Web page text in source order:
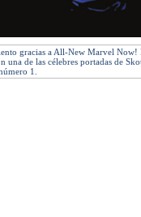
gracias a All-New Marvel Now!
de las célebres portadas de
1.